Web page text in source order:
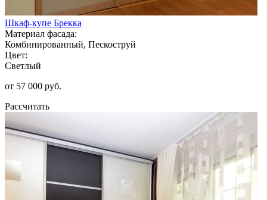
Шкаф-купе Брекка
Материал фасада:
Комбинированный, Пескоструй
Цвет:
Светлый
от 57 000 руб.
Рассчитать